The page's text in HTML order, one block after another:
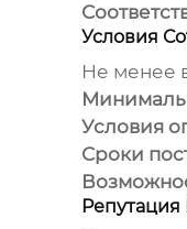
Условия
Не менее
Условия
Сроки